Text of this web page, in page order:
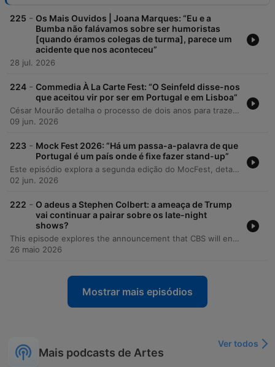
225 - Os Mais Ouvidos | Joana Marques: “Eu e a
Bumba não falávamos sobre ser humoristas
[quando éramos colegas de turma], parece um
acidente que nos aconteceu”
28 jul. 2026
224 - Commedia À La Carte Fest: “O Seinfeld disse-nos
que aceitou vir por ser em Portugal e em Lisboa”
César Mourão detalha o processo de dois anos para trazer Jerry Seinfeld a Portugal para o festival Comédia à La Carte Fest, abordando desde as negociações e desafios financeiros até a afinidade artística entre o humor do grupo e o estilo do comediante. O episódio explora a estratégia do festival em atrair público internacional para Lisboa e a diversidade da sua programação. O convidado reflete ainda sobre a incerteza de futuras edições, comparando novos projetos a 'mochilas' que surgem espontaneamente. A conversa aborda também suas influências artísticas, a relação com o formato de stand-up e reflexões sobre a percepção de qualidade através de conceitos de Seinfeld.
09 jun. 2026
223 - Mock Fest 2026: “Há um passa-a-palavra de que
Portugal é um país onde é fixe fazer stand-up”
Este episódio explora a segunda edição do MocFest, detalhando a expansão dos palcos em Lisboa, a curadoria de comediantes nacionais e internacionais e a importância do festival como uma vitrine para novos talentos. Os convidados discutem a logística de trazer grandes nomes ao país e a criação de um ecossistema de stand-up em Portugal. A conversa aborda ainda os bastidores do festival, relembrando histórias engraçadas de edições passadas, e analisa o crescimento do mercado de comédia em Lisboa, incluindo a coexistência com novos festivais e os desafios de sustentabilidade financeira do evento.
02 jun. 2026
222 - O adeus a Stephen Colbert: a ameaça de Trump
vai continuar a pairar sobre os late-night
shows?
This episode explores the announcement that CBS will end The Late Show with Stephen Colbert in May of next year, marking the end of the late-night format on the network. The discussion examines the potential political and financial motivations behind this decision, including the impact of the Paramount Global and Skydance Media merger and the political tension between Colbert and Donald Trump. The analysis also considers the broader decline of traditional late-night television in the face of rising competition from YouTube, podcasts, and social media platforms like Instagram.
26 maio 2026
Mostrar mais episódios
Mais podcasts de Artes
Ver todos